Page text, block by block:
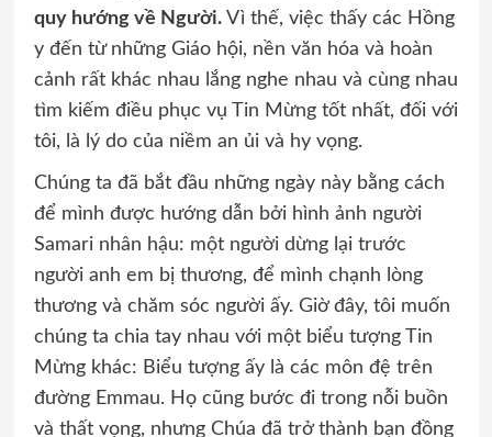
quy hướng về Người.Vì thế, việc thấy các Hồng
y đến từ những Giáo hội, nền văn hóa và hoàn
cảnh rất khác nhau lắng nghe nhau và cùng nhau
tìm kiếm điều phục vụ Tin Mừng tốt nhất, đối với
tôi, là lý do của niềm an ủi và hy vọng.
Chúng ta đã bắt đầu những ngày này bằng cách
để mình được hướng dẫn bởi hình ảnh người
Samari nhân hậu: một người dừng lại trước
người anh em bị thương, để mình chạnh lòng
thương và chăm sóc người ấy. Giờ đây, tôi muốn
chúng ta chia tay nhau với một biểu tượng Tin
Mừng khác: Biểu tượng ấy là các môn đệ trên
đường Emmau. Họ cũng bước đi trong nỗi buồn
và thất vọng, nhưng Chúa đã trở thành bạn đồng